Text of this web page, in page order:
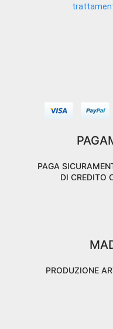
PAGA
DI CREDITO
PRODUZIONE